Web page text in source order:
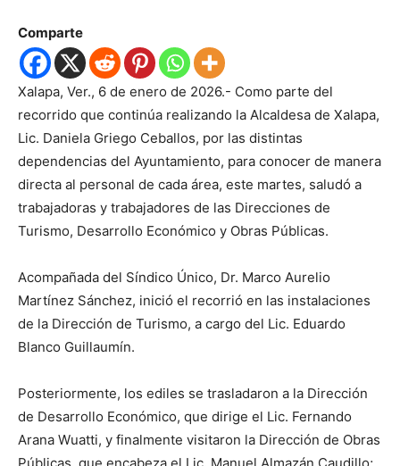
Comparte
Xalapa, Ver., 6 de enero de 2026.- Como parte del
recorrido que continúa realizando la Alcaldesa de Xalapa,
Lic. Daniela Griego Ceballos, por las distintas
dependencias del Ayuntamiento, para conocer de manera
directa al personal de cada área, este martes, saludó a
trabajadoras y trabajadores de las Direcciones de
Turismo, Desarrollo Económico y Obras Públicas.
Acompañada del Síndico Único, Dr. Marco Aurelio
Martínez Sánchez, inició el recorrió en las instalaciones
de la Dirección de Turismo, a cargo del Lic. Eduardo
Blanco Guillaumín.
Posteriormente, los ediles se trasladaron a la Dirección
de Desarrollo Económico, que dirige el Lic. Fernando
Arana Wuatti, y finalmente visitaron la Dirección de Obras